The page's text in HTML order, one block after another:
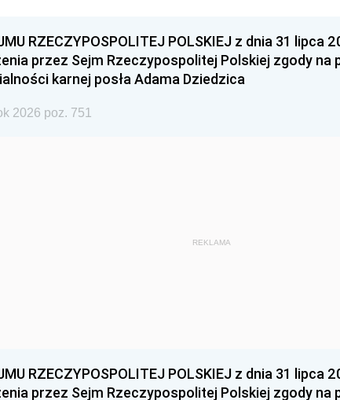
RZECZYPOSPOLITEJ POLSKIEJ z dnia 31 lipca
przez Sejm Rzeczypospolitej Polskiej zgody na
karnej posła Adama Dziedzica
2026 poz. 751
REKLAMA
RZECZYPOSPOLITEJ POLSKIEJ z dnia 31 lipca
przez Sejm Rzeczypospolitej Polskiej zgody na